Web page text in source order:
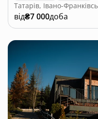
Татарів, Івано-
від₴7 000доба